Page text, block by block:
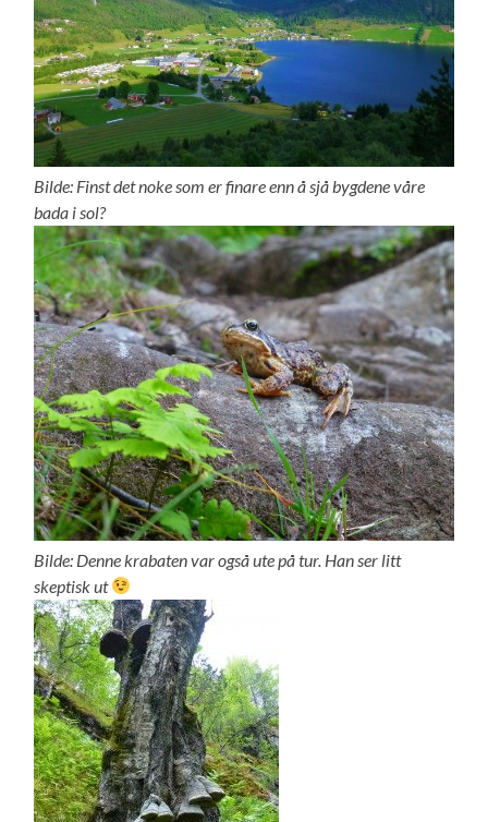
Bilde: Finst det noke som er finare enn å sjå bygdene våre
bada i sol?
Bilde: Denne krabaten var også ute på tur. Han ser litt
skeptisk ut